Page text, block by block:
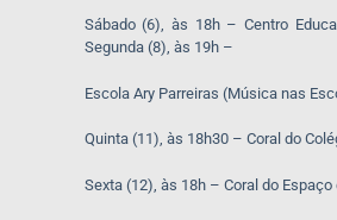
Sábado (6), às 18h – Centro
Segunda (8), às 19h –
Escola Ary Parreiras (Música nas
Quinta (11), às 18h30 – Coral do
Sexta (12), às 18h – Coral do Espaço